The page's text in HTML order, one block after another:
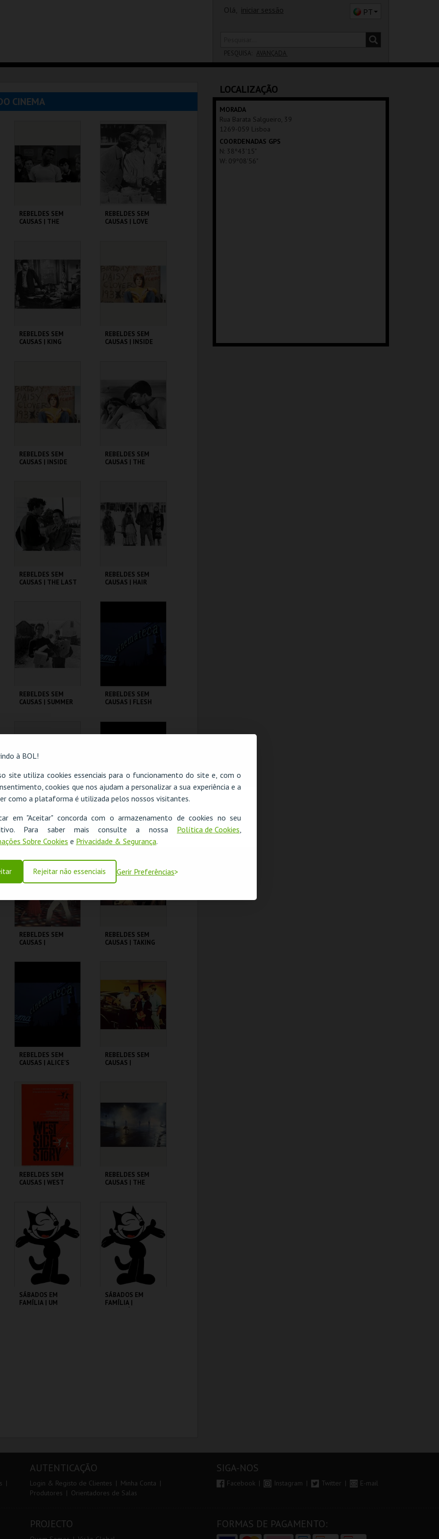
à BOL!
site utiliza cookies essenciais para o funcionamento do site e, com o
cookies que nos ajudam a personalizar a sua experiência e a
como a plataforma é utilizada pelos nossos visitantes.
em "Aceitar" concorda com o armazenamento de cookies no seu
Para saber mais consulte a nossa Política de Cookies,
Sobre Cookies e Privacidade & Segurança.
Rejeitar não essenciais Gerir Preferências
Olá, iniciar sessão PT
PESQUISA: AVANÇADA
SALA
CINEMA
REBELDES SEM
CAUSAS | THE
MAIS INFO
COMPRAR
REBELDES SEM
CAUSAS | LOVE
MAIS INFO
COMPRAR
REBELDES SEM
CAUSAS | KING
MAIS INFO
COMPRAR
REBELDES SEM
CAUSAS | INSIDE
MAIS INFO
COMPRAR
REBELDES SEM
CAUSAS | INSIDE
MAIS INFO
COMPRAR
REBELDES SEM
CAUSAS | THE
MAIS INFO
COMPRAR
REBELDES SEM
CAUSAS | THE LAST
MAIS INFO
COMPRAR
REBELDES SEM
CAUSAS | HAIR
MAIS INFO
REBELDES SEM
CAUSAS | SUMMER
MAIS INFO
COMPRAR
REBELDES SEM
CAUSAS | FLESH
COMPRAR
REBELDES SEM
CAUSAS | SKIDOO
CINEMATECA
MAIS INFO
COMPRAR
CAUSAS | ALICE'S
RESTAURANT
CINEMATECA
MAIS INFO
COMPRAR
REBELDES SEM
CAUSAS |
MAIS INFO
REBELDES SEM
CAUSAS | TAKING
MAIS INFO
COMPRAR
REBELDES SEM
CAUSAS | ALICE'S
CINEMATECA
COMPRAR
REBELDES SEM
CAUSAS |
REBELDES SEM
CAUSAS | WEST
CINEMATECA
MAIS INFO
COMPRAR
REBELDES SEM
CAUSAS | THE
CINEMATECA
MAIS INFO
COMPRAR
SÁBADOS EM
FAMÍLIA | UM
SÁBADOS EM
FAMÍLIA |
LOCALIZAÇÃO
MORADA
Rua Barata Salgueiro, 39
1269-059 Lisboa
COORDENADAS GPS
N: 38º43'15"
W: 09º08'56"
AUTENTICAÇÃO
Login & Registo de Clientes
Minha Conta
Produtores
Orientadores de Salas
SIGA-NOS
Facebook Instagram Twitter E-mail
PROJECTO FORMAS DE PAGAMENTO:
O evento escolhido não está disponível
OK